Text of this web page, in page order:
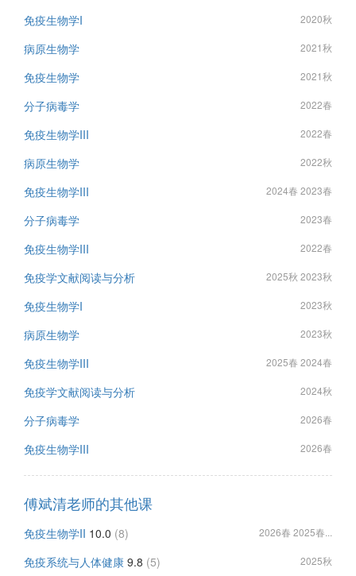
免疫生物学I 2020秋
病原生物学 2021秋
免疫生物学 2021秋
分子病毒学 2022春
免疫生物学III 2022春
病原生物学 2022秋
免疫生物学III 2024春 2023春
分子病毒学 2023春
免疫生物学III 2022春
免疫学文献阅读与分析 2025秋 2023秋
免疫生物学I 2023秋
病原生物学 2023秋
免疫生物学III 2025春 2024春
免疫学文献阅读与分析 2024秋
分子病毒学 2026春
免疫生物学III 2026春
傅斌清老师的其他课
免疫生物学II 10.0 (8) 2026春 2025春...
免疫系统与人体健康 9.8 (5) 2025秋